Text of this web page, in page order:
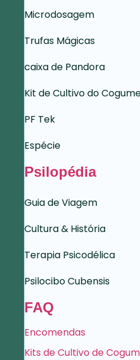
Microdosagem
Trufas Mágicas
caixa de Pandora
Kit de Cultivo do
PF Tek
Espécie
Psilopédia
Guia de Viagem
Cultura & História
Terapia Psicodélica
Psilocibo Cubensis
FAQ
Encomendas
Kits de Cultivo de